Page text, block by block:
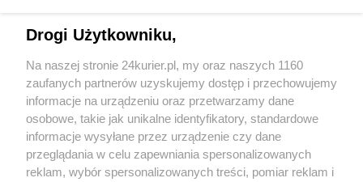
wyłączony
Ojciec i syn zatrzymani za pobicie
Agresja na drodze. Taksówkarz napadł kierowcę
POGODA
Drogi Użytkowniku,
Na naszej stronie 24kurier.pl, my oraz naszych 1160
zaufanych partnerów uzyskujemy dostęp i przechowujemy
informacje na urządzeniu oraz przetwarzamy dane
osobowe, takie jak unikalne identyfikatory, standardowe
informacje wysyłane przez urządzenie czy dane
przeglądania w celu zapewniania spersonalizowanych
reklam, wybór spersonalizowanych treści, pomiar reklam i